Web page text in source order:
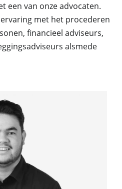
een van onze advocaten.
met het procederen
financieel adviseurs,
alsmede